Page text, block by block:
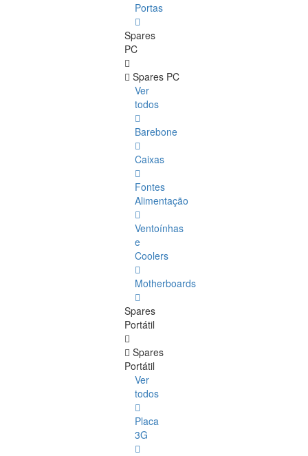
Portas
Spares
PC
Spares PC
Ver
todos
Barebone
Caixas
Fontes
Alimentação
Ventoínhas
e
Coolers
Motherboards
Spares
Portátil
Spares
Portátil
Ver
todos
Placa
3G